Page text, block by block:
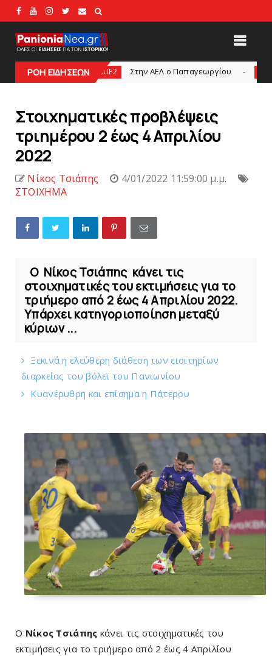
ΡΟΗ ΕΙΔΗΣΕΩΝΣτην AEΛ ο Παπαγεωργίου slide Πανιώνιoς:
Στοιχηματικές προβλέψεις
τριημέρου 2 έως 4 Απριλίου
2022
Νίκος Τσιάπης
4/01/2022 11:59:00 μ.μ.
ΣΤΟΙΧΗΜΑ
Ο Νίκος Τσιάπης κάνει τις
στοιχηματικές του εκτιμήσεις για το
τριήμερο από 2 έως 4 Απριλίου 2022.
Υπάρχει κατηγοριοποίηση μεταξύ
κύριων ...
Ξεκινά η ελεύθερη διάθεση των εισιτηρίων
διαρκείας του βόλεϊ τoυ Πανιωνίου
Kυανέρυθρη και επίσημα η Πάτερου
Ο Νίκος Τσιάπης κάνει τις στοιχηματικές του
εκτιμήσεις για το τριήμερο από 2 έως 4 Απριλίου